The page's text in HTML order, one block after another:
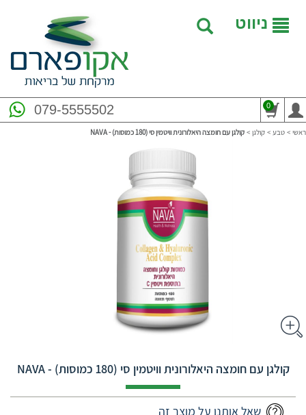
ניווט
079-5555502 0
ראשי > טבע > קולגן > קולגן עם חומצה היאלורונית וויטמין סי (180 כמוסות) - NAVA
קולגן עם חומצה היאלורונית וויטמין סי (180 כמוסות) - NAVA
שאל אותנו על מוצר זה